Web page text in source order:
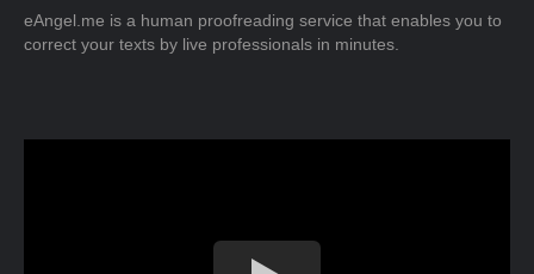
eAngel.me is a human proofreading service that enables you to
correct your texts by live professionals in minutes.